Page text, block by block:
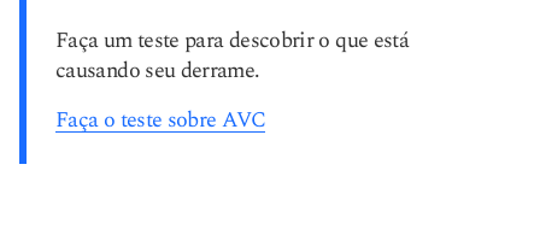
Faça um teste para descobrir o que está
causando seu derrame.
Faça o teste sobre AVC